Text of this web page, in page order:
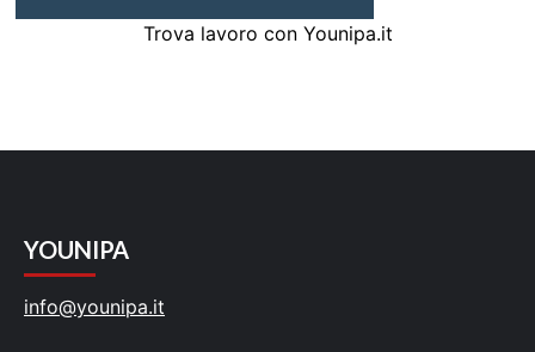
Trova lavoro con Younipa.it
YOUNIPA
info@younipa.it